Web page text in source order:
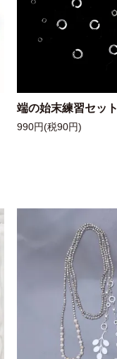
端の始末練習セット
990円(税90円)